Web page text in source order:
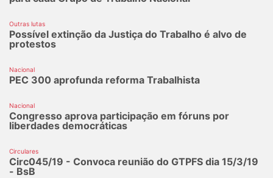
Outras lutas
Possível extinção da Justiça do Trabalho é alvo de
protestos
Nacional
PEC 300 aprofunda reforma Trabalhista
Nacional
Congresso aprova participação em fóruns por
liberdades democráticas
Circulares
Circ045/19 - Convoca reunião do GTPFS dia 15/3/19
- BsB